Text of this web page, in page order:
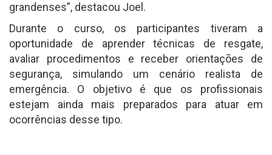
grandenses”, destacou Joel.
Durante o curso, os participantes tiveram a
oportunidade de aprender técnicas de resgate,
avaliar procedimentos e receber orientações de
segurança, simulando um cenário realista de
emergência. O objetivo é que os profissionais
estejam ainda mais preparados para atuar em
ocorrências desse tipo.